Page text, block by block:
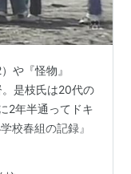
や『怪物』
。是枝氏は20代の
2年半通ってドキ
校春組の記録』